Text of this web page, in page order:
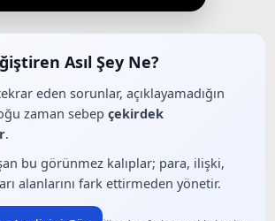
Asıl Şey Ne?
eden sorunlar, açıklayamadığın
zaman sebep çekirdek
.
bu görünmez kalıplar; para, ilişki,
alanlarını fark ettirmeden yönetir.